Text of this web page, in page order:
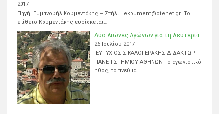
2017
Πηγή Εμμανουήλ Κουμεντάκης – Σπήλι. ekoument@otenet.gr Το
επίθετο Κουμεντάκης ευρίσκεται…
Δύο Αιώνες Αγώνων για τη Λευτεριά
26 Ιουλίου 2017
ΕΥΤΥΧΙΟΣ Σ.ΚΑΛΟΓΕΡΑΚΗΣ ΔΙΔΑΚΤΩΡ
ΠΑΝΕΠΙΣΤΗΜΙΟΥ ΑΘΗΝΩΝ Το αγωνιστικό
ήθος, το πνεύμα…